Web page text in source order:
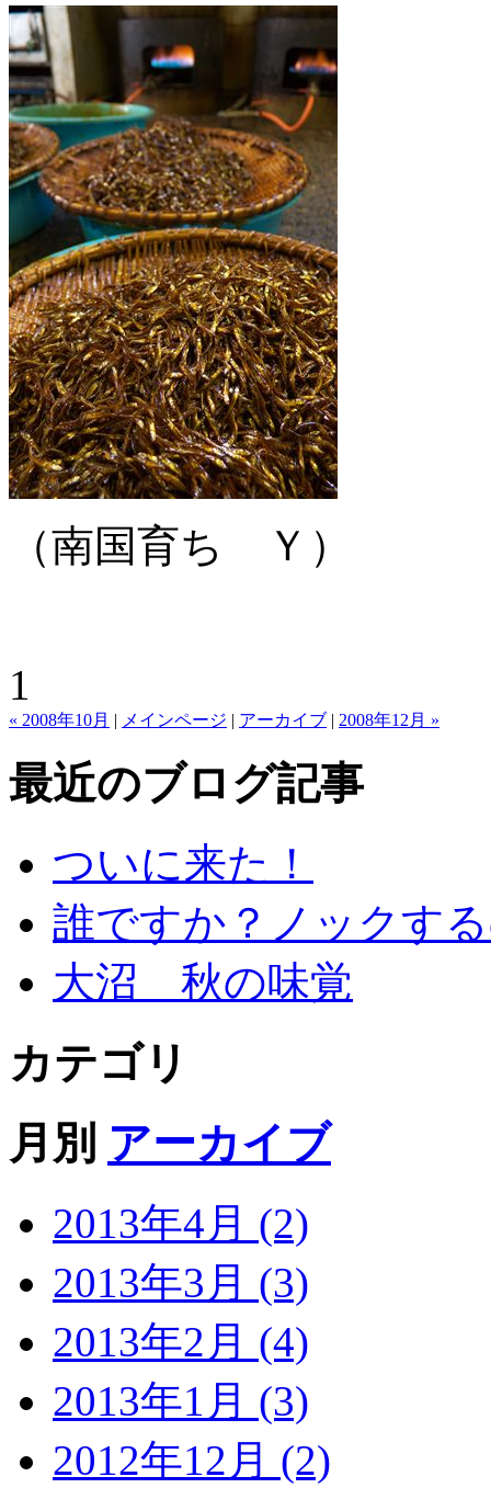
（南国育ち Ｙ）
1
« 2008年10月 | メインページ | アーカイブ | 2008年12月 »
最近のブログ記事
ついに来た！
誰ですか？ノックす
大沼 秋の味覚
カテゴリ
月別 アーカイブ
2013年4月 (2)
2013年3月 (3)
2013年2月 (4)
2013年1月 (3)
2012年12月 (2)